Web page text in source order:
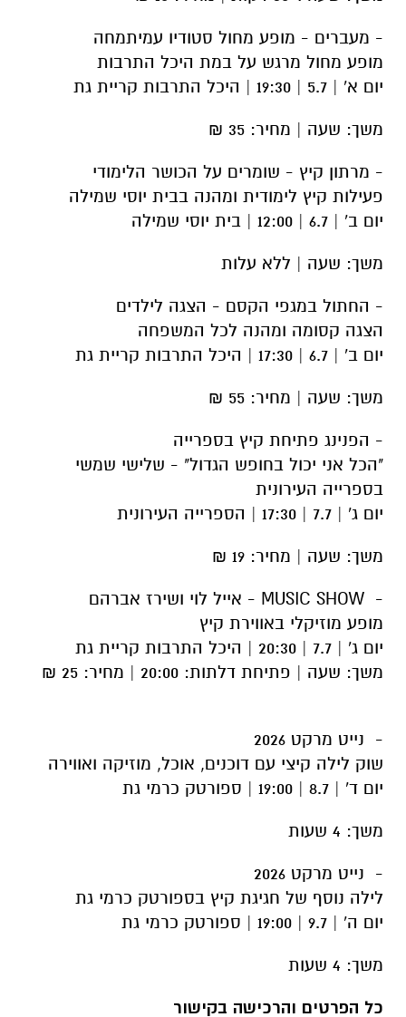
- מעברים - מופע מחול סטודיו עמיתמחה
מופע מחול מרגש על במת היכל התרבות
יום א' | 5.7 | 19:30 | היכל התרבות קריית גת
משך: שעה | מחיר: 35 ₪
- מרתון קיץ - שומרים על הכושר הלימודי
פעילות קיץ לימודית ומהנה בבית יוסי שמילה
יום ב' | 6.7 | 12:00 | בית יוסי שמילה
משך: שעה | ללא עלות
- החתול במגפי הקסם - הצגה לילדים
הצגה קסומה ומהנה לכל המשפחה
יום ב' | 6.7 | 17:30 | היכל התרבות קריית גת
משך: שעה | מחיר: 55 ₪
- הפנינג פתיחת קיץ בספרייה
"הכל אני יכול בחופש הגדול" - שלישי שמשי
בספרייה העירונית
יום ג' | 7.7 | 17:30 | הספרייה העירונית
משך: שעה | מחיר: 19 ₪
- MUSIC SHOW - אייל לוי ושירז אברהם
מופע מוזיקלי באווירת קיץ
יום ג' | 7.7 | 20:30 | היכל התרבות קריית גת
משך: שעה | פתיחת דלתות: 20:00 | מחיר: 25 ₪
- נייט מרקט 2026
שוק לילה קיצי עם דוכנים, אוכל, מוזיקה ואווירה
יום ד' | 8.7 | 19:00 | ספורטק כרמי גת
משך: 4 שעות
- נייט מרקט 2026
לילה נוסף של חגיגת קיץ בספורטק כרמי גת
יום ה' | 9.7 | 19:00 | ספורטק כרמי גת
משך: 4 שעות
כל הפרטים והרכישה בקישור